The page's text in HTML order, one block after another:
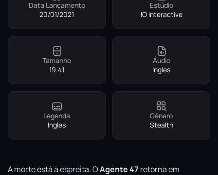
Data Lançamento
20/01/2021
Estúdio
IO Interactive
Tamanho
19.41
Áudio
Ingles
Legenda
Ingles
Gênero
Stealth
A morte está à espreita. OAgente 47 retorna em